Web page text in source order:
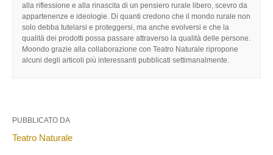
alla riflessione e alla rinascita di un pensiero rurale libero, scevro da
appartenenze e ideologie. Di quanti credono che il mondo rurale non
solo debba tutelarsi e proteggersi, ma anche evolversi e che la
qualità dei prodotti possa passare attraverso la qualità delle persone.
Moondo grazie alla collaborazione con Teatro Naturale ripropone
alcuni degli articoli più interessanti pubblicati settimanalmente.
PUBBLICATO DA
Teatro Naturale